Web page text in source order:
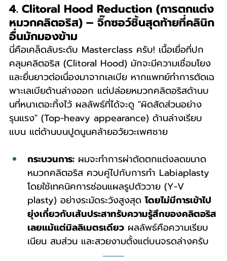
4. Clitoral Hood Reduction (การตกแต่ง
หมวกคลิตอริส) – จิ๊กซอว์ชิ้นสุดท้ายที่คลินิก
อื่นมักมองข้าม
นี่คือเคล็ดลับระดับ Masterclass ครับ! เนื้อเยื่อที่ปก
คลุมคลิตอริส (Clitoral Hood) มักจะมีความเชื่อมโยง
และยื่นยาวต่อเนื่องมาจากเลเบีย หากแพทย์ทำการตัดเฉ
พาะเลเบียด้านล่างออก แต่ปล่อยหมวกคลิตอริสด้านบ
นที่หนาเตอะทิ้งไว้ ผลลัพธ์ที่ได้จะดู "ผิดสัดส่วนอย่าง
รุนแรง" (Top-heavy appearance) ด้านล่างเรียบ
แบน แต่ด้านบนปูดนูนคล้ายอวัยวะเพศชาย
กระบวนการ: ผมจะทำการผ่าตัดตกแต่งลดขนาด
หมวกคลิตอริส ควบคู่ไปกับการทำ Labiaplasty
โดยใช้เทคนิคการซ่อนแผลรูปตัววาย (Y-V
plasty) อย่างระมัดระวังสูงสุด โดยไม่มีการเข้าไป
ยุ่งเกี่ยวกับเส้นประสาทรับความรู้สึกของคลิตอริส
เลยแม้แต่มิลลิเมตรเดียว ผลลัพธ์คือความเรียบ
เนียน สมส่วน และสวยงามตั้งแต่บนจรดล่างครับ